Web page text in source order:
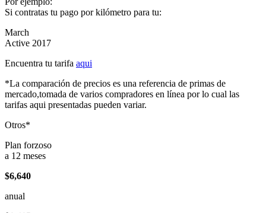
Si contratas tu pago por kilómetro para tu:
March
Active 2017
Encuentra tu tarifa aqui
*La comparación de precios es una referencia de primas de
mercado,tomada de varios compradores en línea por lo cual las
tarifas aqui presentadas pueden variar.
Otros*
Plan forzoso
a 12 meses
$6,640
anual